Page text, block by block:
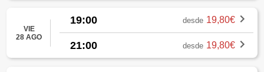
VIE
28 AGO
19:00 desde 19,80€
21:00 desde 19,80€